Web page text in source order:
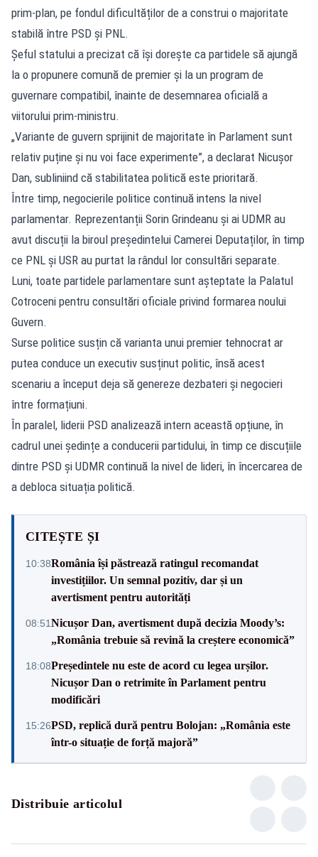
prim-plan, pe fondul dificultăților de a construi o majoritate
stabilă între PSD și PNL.
Șeful statului a precizat că își dorește ca partidele să ajungă
la o propunere comună de premier și la un program de
guvernare compatibil, înainte de desemnarea oficială a
viitorului prim-ministru.
„Variante de guvern sprijinit de majoritate în Parlament sunt
relativ puține și nu voi face experimente”, a declarat Nicușor
Dan, subliniind că stabilitatea politică este prioritară.
Între timp, negocierile politice continuă intens la nivel
parlamentar. Reprezentanții Sorin Grindeanu și ai UDMR au
avut discuții la biroul președintelui Camerei Deputaților, în timp
ce PNL și USR au purtat la rândul lor consultări separate.
Luni, toate partidele parlamentare sunt așteptate la Palatul
Cotroceni pentru consultări oficiale privind formarea noului
Guvern.
Surse politice susțin că varianta unui premier tehnocrat ar
putea conduce un executiv susținut politic, însă acest
scenariu a început deja să genereze dezbateri și negocieri
între formațiuni.
În paralel, liderii PSD analizează intern această opțiune, în
cadrul unei ședințe a conducerii partidului, în timp ce discuțiile
dintre PSD și UDMR continuă la nivel de lideri, în încercarea de
a debloca situația politică.
CITEȘTE ȘI
10:38România își păstrează ratingul recomandat
investițiilor. Un semnal pozitiv, dar și un
avertisment pentru autorități
08:51Nicușor Dan, avertisment după decizia Moody’s:
„România trebuie să revină la creștere economică”
18:08Președintele nu este de acord cu legea urșilor.
Nicușor Dan o retrimite în Parlament pentru
modificări
15:26PSD, replică dură pentru Bolojan: „România este
într-o situație de forță majoră”
Distribuie articolul